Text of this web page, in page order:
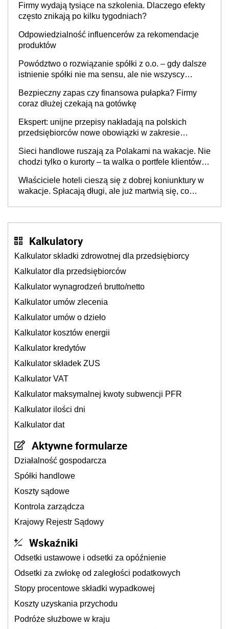
Firmy wydają tysiące na szkolenia. Dlaczego efekty
często znikają po kilku tygodniach?
Odpowiedzialność influencerów za rekomendacje
produktów
Powództwo o rozwiązanie spółki z o.o. – gdy dalsze
istnienie spółki nie ma sensu, ale nie wszyscy
Bezpieczny zapas czy finansowa pułapka? Firmy
coraz dłużej czekają na gotówkę
Ekspert: unijne przepisy nakładają na polskich
przedsiębiorców nowe obowiązki w zakresie
Sieci handlowe ruszają za Polakami na wakacje. Nie
chodzi tylko o kurorty – ta walka o portfele klientów
cichu
Właściciele hoteli cieszą się z dobrej koniunktury w
wakacje. Spłacają długi, ale już martwią się, co
Kalkulatory
Kalkulator składki zdrowotnej dla przedsiębiorcy
Kalkulator dla przedsiębiorców
Kalkulator wynagrodzeń brutto/netto
Kalkulator umów zlecenia
Kalkulator umów o dzieło
Kalkulator kosztów energii
Kalkulator kredytów
Kalkulator składek ZUS
Kalkulator VAT
Kalkulator maksymalnej kwoty subwencji PFR
Kalkulator ilości dni
Kalkulator dat
Aktywne formularze
Działalność gospodarcza
Spółki handlowe
Koszty sądowe
Kontrola zarządcza
Krajowy Rejestr Sądowy
Wskaźniki
Odsetki ustawowe i odsetki za opóźnienie
Odsetki za zwłokę od zaległości podatkowych
Stopy procentowe składki wypadkowej
Koszty uzyskania przychodu
Podróże służbowe w kraju